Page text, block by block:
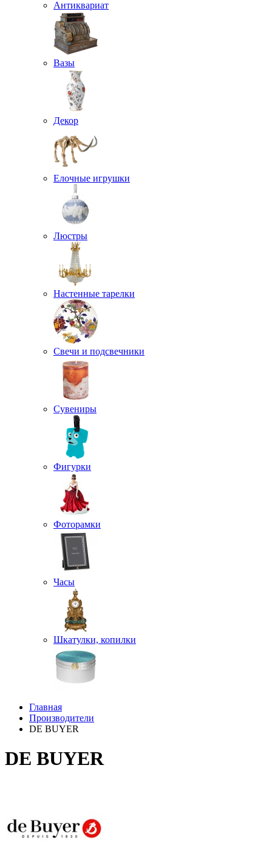
Антиквариат
Вазы
Декор
Елочные игрушки
Люстры
Настенные тарелки
Свечи и подсвечники
Сувениры
Фигурки
Фоторамки
Часы
Шкатулки, копилки
Главная
Производители
DE BUYER
DE BUYER